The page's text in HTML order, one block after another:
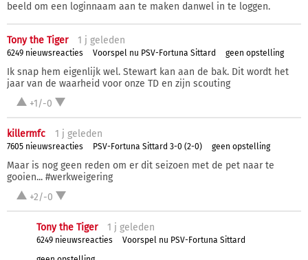
beeld om een loginnaam aan te maken danwel in te loggen.
Tony the Tiger 1 j geleden
6249 nieuwsreacties Voorspel nu PSV-Fortuna Sittard geen opstelling
Ik snap hem eigenlijk wel. Stewart kan aan de bak. Dit wordt het
jaar van de waarheid voor onze TD en zijn scouting
+1/-0
killermfc 1 j geleden
7605 nieuwsreacties PSV-Fortuna Sittard 3-0 (2-0) geen opstelling
Maar is nog geen reden om er dit seizoen met de pet naar te
gooien... #werkweigering
+2/-0
Tony the Tiger 1 j geleden
6249 nieuwsreacties
Voorspel nu PSV-Fortuna Sittard